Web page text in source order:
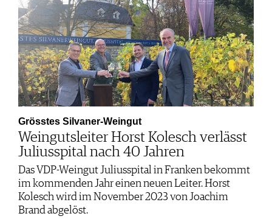
Grösstes Silvaner-Weingut
Weingutsleiter Horst Kolesch verlässt
Juliusspital nach 40 Jahren
Das VDP-Weingut Juliusspital in Franken bekommt
im kommenden Jahr einen neuen Leiter. Horst
Kolesch wird im November 2023 von Joachim
Brand abgelöst.